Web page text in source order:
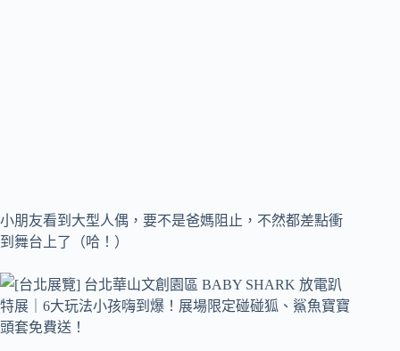
小朋友看到大型人偶，要不是爸媽阻止，不然都差點衝
到舞台上了（哈！）